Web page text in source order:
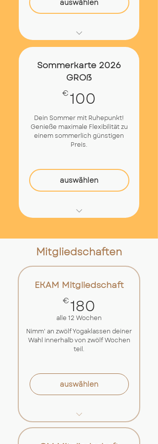
auswählen
4x Kurseinheiten à 12,50€
von 1. Juni bis 28. August
2026 gültig
Flexible Buchung über
unseren online-Kursplan
Einlösbar für alle Klassen
und Events
Sommerkarte 2026
GROß
€ 100
Dein Sommer mit Ruhepunkt!
Genieße maximale Flexibilität zu
einem sommerlich günstigen
Preis.
auswählen
Von 1. Juni bis 28. August
2026 gültig
Flexible Buchung über
und Events
EKAM Mitgliedschaft
€ 180
alle 12 Wochen
Nimm' an zwölf Yogaklassen deiner
Wahl innerhalb von zwölf Wochen
teil.
auswählen
15€ pro Kurseinheit
Mitgliedschaften